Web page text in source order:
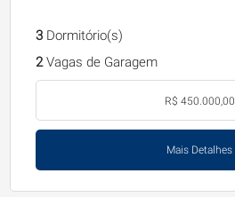
3Dormitório(s)
2Vagas de Garagem
R$ 450.000,00
Mais Detalhes